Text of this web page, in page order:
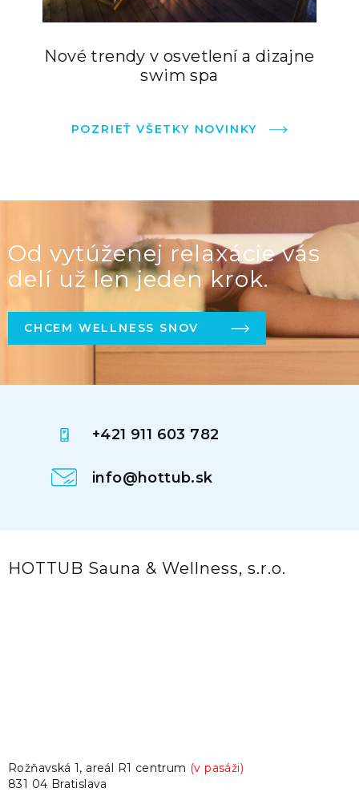
Nové trendy v osvetlení a dizajne
swim spa
POZRIEŤ VŠETKY NOVINKY
Od vytúženej relaxácie vás
delí už len jeden krok.
CHCEM WELLNESS SNOV
+421 911 603 782
info@hottub.sk
HOTTUB Sauna & Wellness, s.r.o.
Rožňavská 1, areál R1 centrum (v pasáži)
831 04 Bratislava